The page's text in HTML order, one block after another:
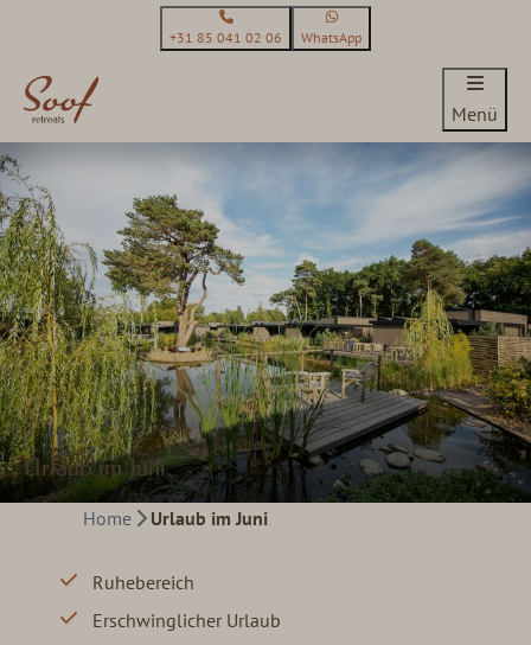
+31 85 041 02 06 WhatsApp
Menü
Urlaub im Juni
Home Urlaub im Juni
Ruhebereich
Erschwinglicher Urlaub